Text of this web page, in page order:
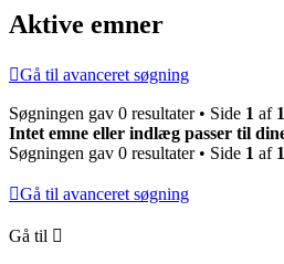
Aktive emner
Gå til avanceret søgning
Søgningen gav 0 resultater • Side 1 af 1
Intet emne eller indlæg passer til
Søgningen gav 0 resultater • Side 1 af 1
Gå til avanceret søgning
Gå til